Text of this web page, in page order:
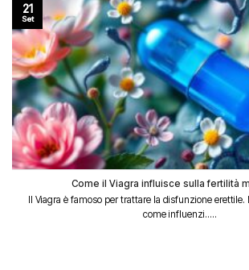
Come il Viagra influisce sulla fertilità
Il Viagra è famoso per trattare la disfunzione erettile.
come influenzi.....
21
Set